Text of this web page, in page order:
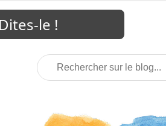
Rechercher
sur
le
blog